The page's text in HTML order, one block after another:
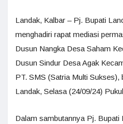
Landak, Kalbar – Pj. Bupati
menghadiri rapat mediasi
Dusun Nangka Desa Saham
Dusun Sindur Desa Agak
PT. SMS (Satria Multi
Landak, Selasa (24/09/24)
Dalam sambutannya Pj. Bupati